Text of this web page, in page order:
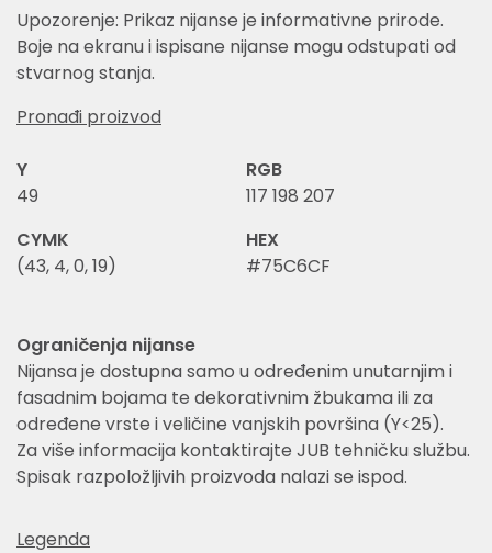
Upozorenje: Prikaz nijanse je informativne prirode.
Boje na ekranu i ispisane nijanse mogu odstupati od
stvarnog stanja.
Pronađi proizvod
Y
49
RGB
117 198 207
CYMK
(43, 4, 0, 19)
HEX
#75C6CF
Ograničenja nijanse
Nijansa je dostupna samo u određenim unutarnjim i
fasadnim bojama te dekorativnim žbukama ili za
određene vrste i veličine vanjskih površina (Y<25).
Za više informacija kontaktirajte JUB tehničku službu.
Spisak razpoložljivih proizvoda nalazi se ispod.
Legenda